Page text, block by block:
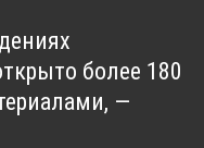
более 180
—